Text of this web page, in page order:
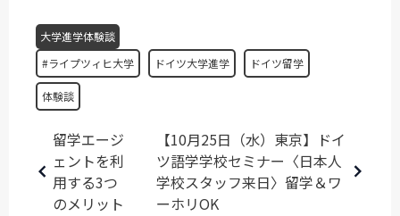
大学進学体験談
#ライプツィヒ大学
ドイツ大学進学 ドイツ留学
体験談
留学エージ
ェントを利
用する3つ
のメリット
【10月25日（水）東京】ドイ
ツ語学学校セミナー〈日本人
学校スタッフ来日〉留学＆ワ
ーホリOK